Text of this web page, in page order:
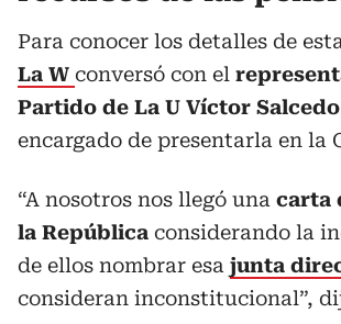
Para conocer los detalles de
La W conversó con el
Partido de La U Víctor Salcedo
encargado de presentarla en la
“A nosotros nos llegó una carta
la República considerando la
de ellos nombrar esa junta
consideran inconstitucional”,